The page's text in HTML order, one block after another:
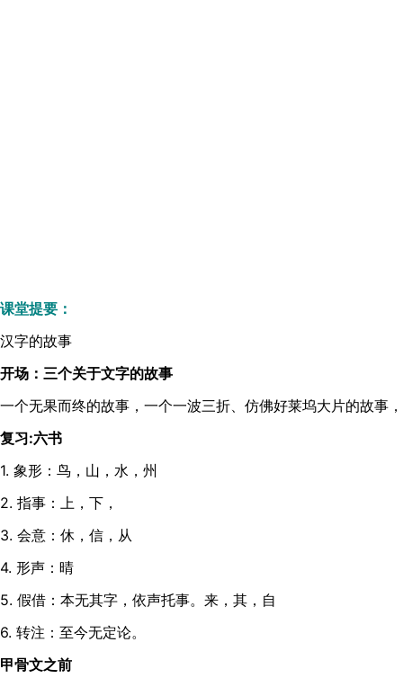
课堂提要：
汉字的故事
开场：三个关于文字的故事
一个无果而终的故事，一个一波三折、仿佛好莱坞大片的故事
复习:六书
1. 象形：鸟，山，水，州
2. 指事：上，下，
3. 会意：休，信，从
4. 形声：晴
5. 假借：本无其字，依声托事。来，其，自
6. 转注：至今无定论。
甲骨文之前